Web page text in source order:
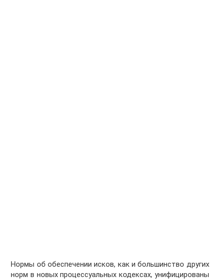
Нормы об обеспечении исков, как и большинство других
норм в новых процессуальных кодексах, унифицированы